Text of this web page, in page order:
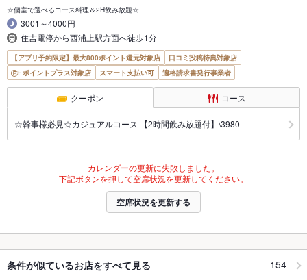
☆個室で選べるコース料理＆2H飲み放題☆
3001～4000円
住吉電停から西浦上駅方面へ徒歩1分
【アプリ予約限定】最大800ポイント還元対象店
口コミ投稿特典対象店
ポイントプラス対象店
スマート支払い可 適格請求書発行事業者
クーポン コース
☆幹事様必見☆カジュアルコース 【2時間飲み放題付】\3980
カレンダーの更新に失敗しました。
下記ボタンを押して空席状況を更新してください。
空席状況を更新する
条件が似ているお店をすべて見る 154